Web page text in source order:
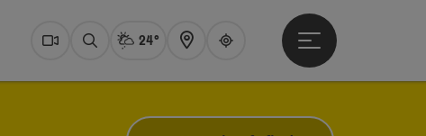
Webcams
SuchenAktuelles Wetter Dachstein
24°
KarteGuide
Hauptmenü öffnen